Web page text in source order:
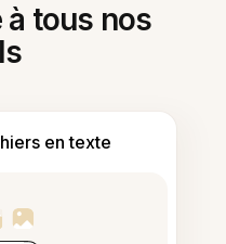
tous nos
en texte